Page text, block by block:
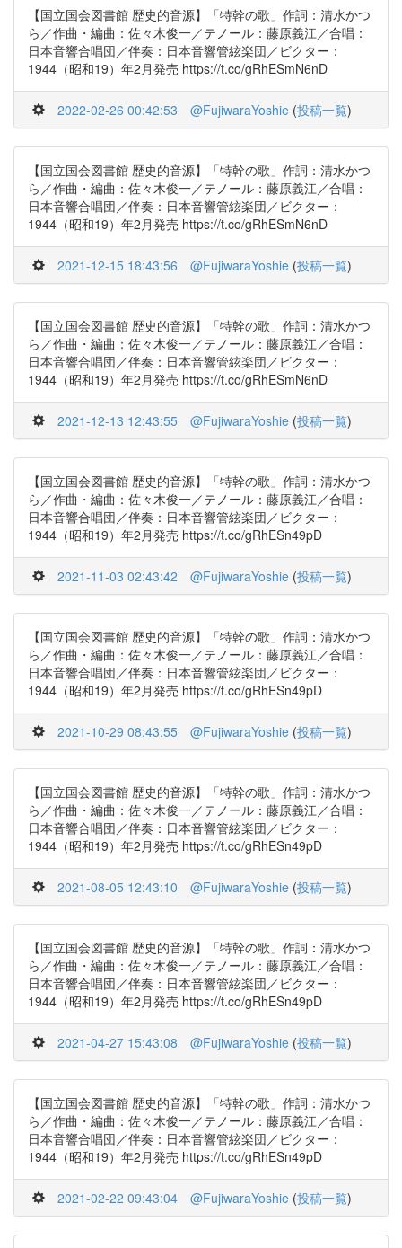
【国立国会図書館 歴史的音源】「特幹の歌」作詞：清水かつ
ら／作曲・編曲：佐々木俊一／テノール：藤原義江／合唱：
日本音響合唱団／伴奏：日本音響管絃楽団／ビクター：
1944（昭和19）年2月発売 https://t.co/gRhESmN6nD
2022-02-26 00:42:53 @FujiwaraYoshie (投稿一覧)
【国立国会図書館 歴史的音源】「特幹の歌」作詞：清水かつ
ら／作曲・編曲：佐々木俊一／テノール：藤原義江／合唱：
日本音響合唱団／伴奏：日本音響管絃楽団／ビクター：
1944（昭和19）年2月発売 https://t.co/gRhESmN6nD
2021-12-15 18:43:56 @FujiwaraYoshie (投稿一覧)
【国立国会図書館 歴史的音源】「特幹の歌」作詞：清水かつ
ら／作曲・編曲：佐々木俊一／テノール：藤原義江／合唱：
日本音響合唱団／伴奏：日本音響管絃楽団／ビクター：
1944（昭和19）年2月発売 https://t.co/gRhESmN6nD
2021-12-13 12:43:55 @FujiwaraYoshie (投稿一覧)
【国立国会図書館 歴史的音源】「特幹の歌」作詞：清水かつ
ら／作曲・編曲：佐々木俊一／テノール：藤原義江／合唱：
日本音響合唱団／伴奏：日本音響管絃楽団／ビクター：
1944（昭和19）年2月発売 https://t.co/gRhESn49pD
2021-11-03 02:43:42 @FujiwaraYoshie (投稿一覧)
【国立国会図書館 歴史的音源】「特幹の歌」作詞：清水かつ
ら／作曲・編曲：佐々木俊一／テノール：藤原義江／合唱：
日本音響合唱団／伴奏：日本音響管絃楽団／ビクター：
1944（昭和19）年2月発売 https://t.co/gRhESn49pD
2021-10-29 08:43:55 @FujiwaraYoshie (投稿一覧)
【国立国会図書館 歴史的音源】「特幹の歌」作詞：清水かつ
ら／作曲・編曲：佐々木俊一／テノール：藤原義江／合唱：
日本音響合唱団／伴奏：日本音響管絃楽団／ビクター：
1944（昭和19）年2月発売 https://t.co/gRhESn49pD
2021-08-05 12:43:10 @FujiwaraYoshie (投稿一覧)
【国立国会図書館 歴史的音源】「特幹の歌」作詞：清水かつ
ら／作曲・編曲：佐々木俊一／テノール：藤原義江／合唱：
日本音響合唱団／伴奏：日本音響管絃楽団／ビクター：
1944（昭和19）年2月発売 https://t.co/gRhESn49pD
2021-04-27 15:43:08 @FujiwaraYoshie (投稿一覧)
【国立国会図書館 歴史的音源】「特幹の歌」作詞：清水かつ
ら／作曲・編曲：佐々木俊一／テノール：藤原義江／合唱：
日本音響合唱団／伴奏：日本音響管絃楽団／ビクター：
1944（昭和19）年2月発売 https://t.co/gRhESn49pD
2021-02-22 09:43:04 @FujiwaraYoshie (投稿一覧)